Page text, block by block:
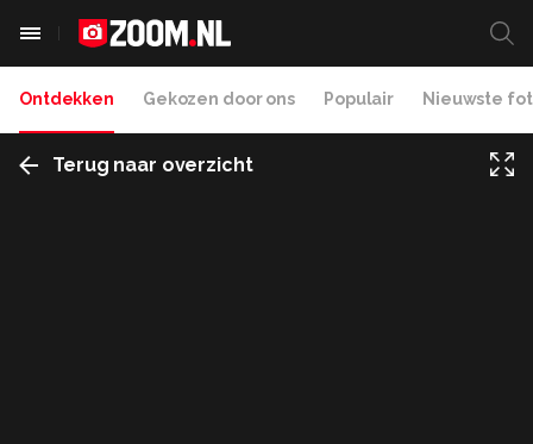
Ontdekken Gekozen door ons Populair Nieuwste
Terug naar overzicht